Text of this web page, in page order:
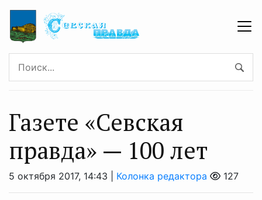
Газете «Севская
правда» — 100 лет
5 октября 2017, 14:43 | Колонка редактора 127